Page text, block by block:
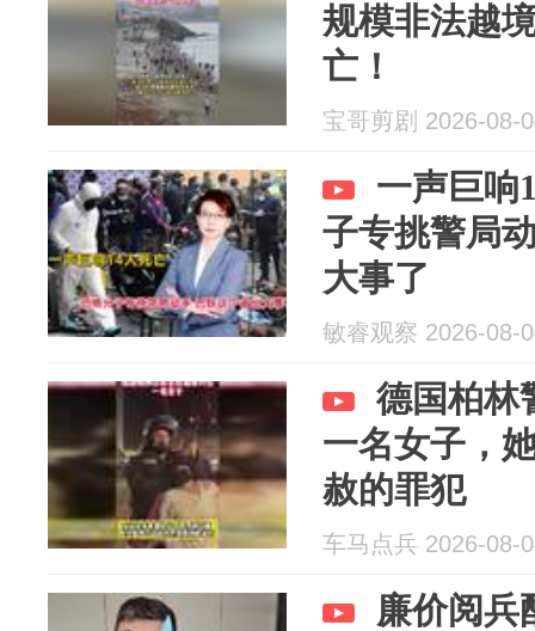
规模非法越
亡！
宝哥剪剧 2026-08-
一声巨响
子专挑警局
大事了
敏睿观察 2026-08-
德国柏林
一名女子，
赦的罪犯
车马点兵 2026-08-
廉价阅兵